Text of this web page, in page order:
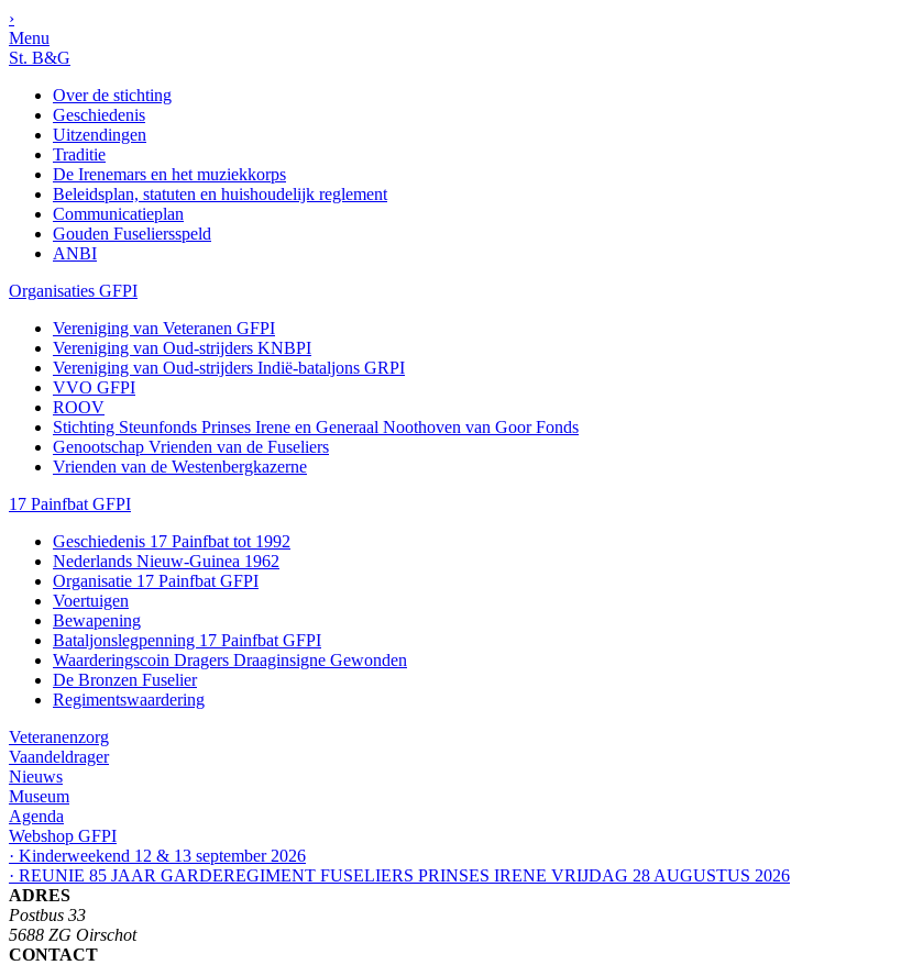
›
Menu
St. B&G
Over de stichting
Geschiedenis
Uitzendingen
Traditie
De Irenemars en het muziekkorps
Beleidsplan, statuten en huishoudelijk reglement
Communicatieplan
Gouden Fuseliersspeld
ANBI
Organisaties GFPI
Vereniging van Veteranen GFPI
Vereniging van Oud-strijders KNBPI
Vereniging van Oud-strijders Indië-bataljons GRPI
VVO GFPI
ROOV
Stichting Steunfonds Prinses Irene en Generaal Noothoven van Goor Fonds
Genootschap Vrienden van de Fuseliers
Vrienden van de Westenbergkazerne
17 Painfbat GFPI
Geschiedenis 17 Painfbat tot 1992
Nederlands Nieuw-Guinea 1962
Organisatie 17 Painfbat GFPI
Voertuigen
Bewapening
Bataljonslegpenning 17 Painfbat GFPI
Waarderingscoin Dragers Draaginsigne Gewonden
De Bronzen Fuselier
Regimentswaardering
Veteranenzorg
Vaandeldrager
Nieuws
Museum
Agenda
Webshop GFPI
· Kinderweekend 12 & 13 september 2026
· REUNIE 85 JAAR GARDEREGIMENT FUSELIERS PRINSES IRENE VRIJDAG 28 AUGUSTUS 2026
ADRES
Postbus 33
5688 ZG Oirschot
CONTACT